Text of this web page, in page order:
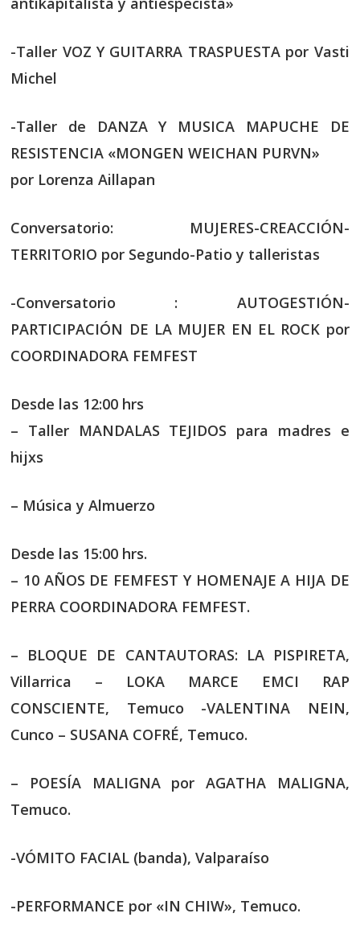
-Taller VOZ Y GUITARRA TRASPUESTA por Vasti
Michel
-Taller de DANZA Y MUSICA MAPUCHE DE
RESISTENCIA «MONGEN WEICHAN PURVN»
por Lorenza Aillapan
Conversatorio: MUJERES-CREACCIÓN-
TERRITORIO por Segundo-Patio y talleristas
-Conversatorio : AUTOGESTIÓN-
PARTICIPACIÓN DE LA MUJER EN EL ROCK por
COORDINADORA FEMFEST
Desde las 12:00 hrs
– Taller MANDALAS TEJIDOS para madres e
hijxs
– Música y Almuerzo
Desde las 15:00 hrs.
– 10 AÑOS DE FEMFEST Y HOMENAJE A HIJA DE
PERRA COORDINADORA FEMFEST.
– BLOQUE DE CANTAUTORAS: LA PISPIRETA,
Villarrica – LOKA MARCE EMCI RAP
CONSCIENTE, Temuco -VALENTINA NEIN,
Cunco – SUSANA COFRÉ, Temuco.
– POESÍA MALIGNA por AGATHA MALIGNA,
Temuco.
-VÓMITO FACIAL (banda), Valparaíso
-PERFORMANCE por «IN CHIW», Temuco.